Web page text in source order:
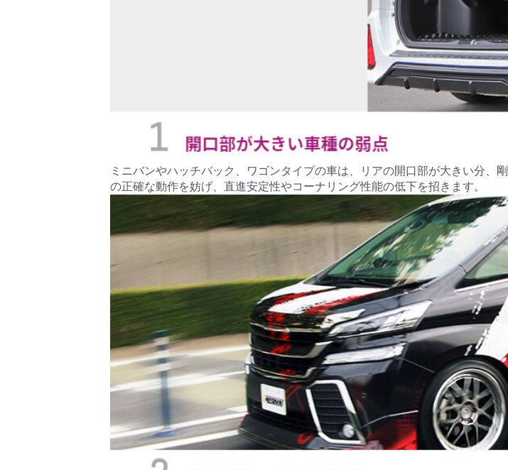
ミニバンやハッチバック、ワゴンタイプの車は、リアの開口部が大きい分、
の正確な動作を妨げ、直進安定性やコーナリング性能の低下を招きます。